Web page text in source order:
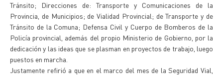
Tránsito; Direcciones de: Transporte y Comunicaciones de la
Provincia, de Municipios; de Vialidad Provincial; de Transporte y de
Tránsito de la Comuna; Defensa Civil y Cuerpo de Bomberos de la
Policía provincial, además del propio Ministerio de Gobierno, por la
dedicación y las ideas que se plasman en proyectos de trabajo, luego
puestos en marcha.
Justamente refirió a que en el marco del mes de la Seguridad Vial,